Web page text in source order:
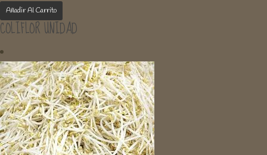
Añadir Al Carrito
COLIFLOR UNIDAD